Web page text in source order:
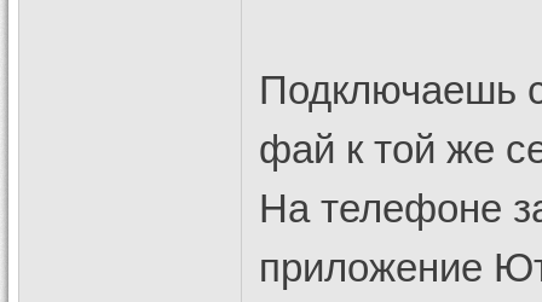
Подключаешь
фай к той же
На телефоне
приложение